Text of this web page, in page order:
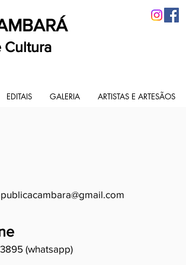
Cultura
EDITAIS GALERIA ARTISTAS E ARTESÃOS
(whatsapp)